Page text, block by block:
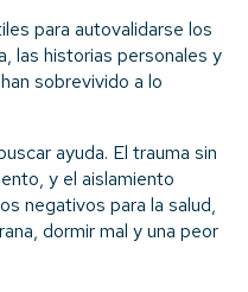
para autovalidarse los
las historias personales y
sobrevivido a lo
ayuda. El trauma sin
y el aislamiento
negativos para la salud,
dormir mal y una peor